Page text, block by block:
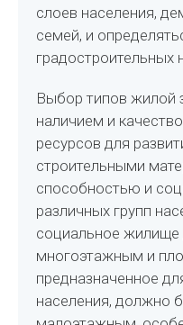
слоев населения,
семей, и
градостроительных
Выбор типов жилой
наличием и
ресурсов для
строительными
способностью и
различных групп
социальное
многоэтажным и
предназначенное
населения, должно